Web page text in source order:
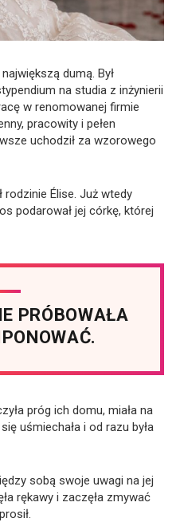
dumą. Był
na studia z inżynierii
w renomowanej firmie
pracowity i pełen
uchodził za wzorowego
rodzinie Élise. Już wtedy
podarował jej córkę, której
PRÓBOWAŁA
próg ich domu, miała na
uśmiechała i od razu była
sobą swoje uwagi na jej
rękawy i zaczęła zmywać